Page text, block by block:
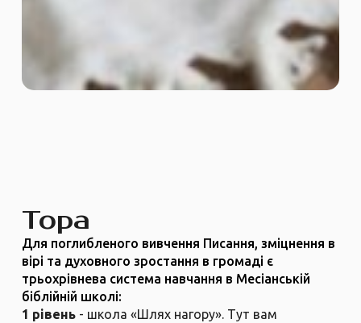
Тора
Для поглибленого вивчення Писання, зміцнення в
вірі та духовного зростання в громаді є
трьохрівнева система навчання в Месіанській
біблійній школі:
1 рівень- школа «Шлях нагору». Тут вам